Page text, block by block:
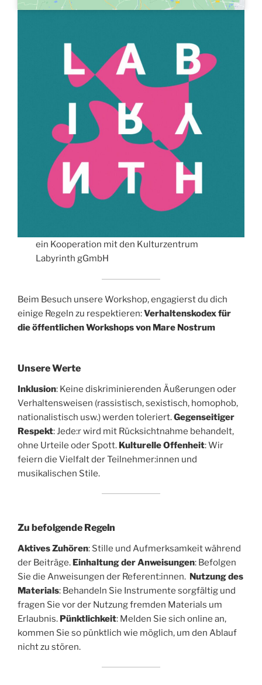
ein Kooperation mit den Kulturzentrum
Labyrinth gGmbH
Beim Besuch unsere Workshop, engagierst du dich
einige Regeln zu respektieren:Verhaltenskodex für
die öffentlichen Workshops von Mare Nostrum
Unsere Werte
Inklusion: Keine diskriminierenden Äußerungen oder
Verhaltensweisen (rassistisch, sexistisch, homophob,
nationalistisch usw.) werden toleriert.Gegenseitiger
Respekt: Jede:r wird mit Rücksichtnahme behandelt,
ohne Urteile oder Spott. Kulturelle Offenheit: Wir
feiern die Vielfalt der Teilnehmer:innen und
musikalischen Stile.
Zu befolgende Regeln
Aktives Zuhören: Stille und Aufmerksamkeit während
der Beiträge. Einhaltung der Anweisungen: Befolgen
Sie die Anweisungen der Referent:innen. Nutzung des
Materials: Behandeln Sie Instrumente sorgfältig und
fragen Sie vor der Nutzung fremden Materials um
Erlaubnis. Pünktlichkeit: Melden Sie sich online an,
kommen Sie so pünktlich wie möglich, um den Ablauf
nicht zu stören.